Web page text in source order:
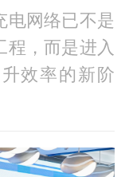
电网络已不是
程，而是进入
效率的新阶